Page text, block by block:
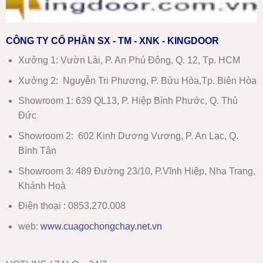
CÔNG TY CỔ PHẦN SX - TM - XNK - KINGDOOR
Xưởng 1: Vườn Lài, P. An Phú Đông, Q. 12, Tp. HCM
Xưởng 2: Nguyễn Tri Phương, P. Bửu Hòa,Tp. Biên Hòa
Showroom 1: 639 QL13, P. Hiệp Bình Phước, Q. Thủ
Đức
Showroom 2: 602 Kinh Dương Vương, P. An Lạc, Q.
Bình Tân
Showroom 3: 489 Đường 23/10, P.Vĩnh Hiệp, Nha Trang,
Khánh Hoà
Điện thoại : 0853.270.008
web: www.cuagochongchay.net.vn